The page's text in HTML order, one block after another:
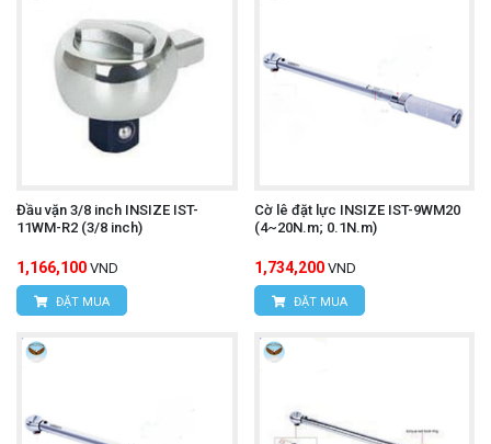
Đầu vặn 3/8 inch INSIZE IST-
11WM-R2 (3/8 inch)
1,166,100 VND
ĐẶT MUA
Cờ lê đặt lực INSIZE IST-9WM20
(4~20N.m; 0.1N.m)
1,734,200 VND
ĐẶT MUA